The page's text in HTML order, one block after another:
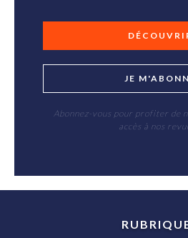
JE
Abonnez-vous pour profiter de
accès à nos